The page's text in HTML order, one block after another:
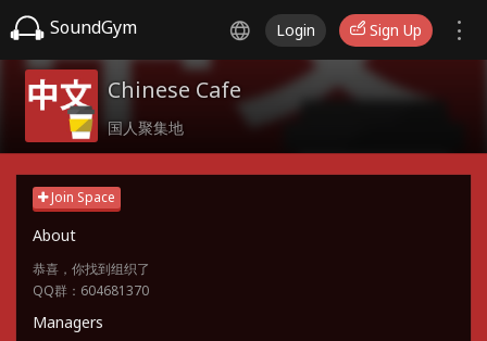
SoundGym Login Sign Up
Chinese Cafe
国人聚集地
Join Space
About
恭喜，你找到组织了
QQ群：604681370
Managers